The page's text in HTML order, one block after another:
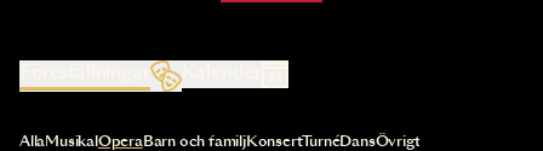
Kalender
Val av kategori uppdaterar innehållet automatiskt
AllaMusikal OperaBarn och familjKonsertTurnéDansÖvrigt